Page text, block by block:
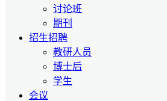
讨论班
期刊
招生招聘
教研人员
博士后
学生
会议